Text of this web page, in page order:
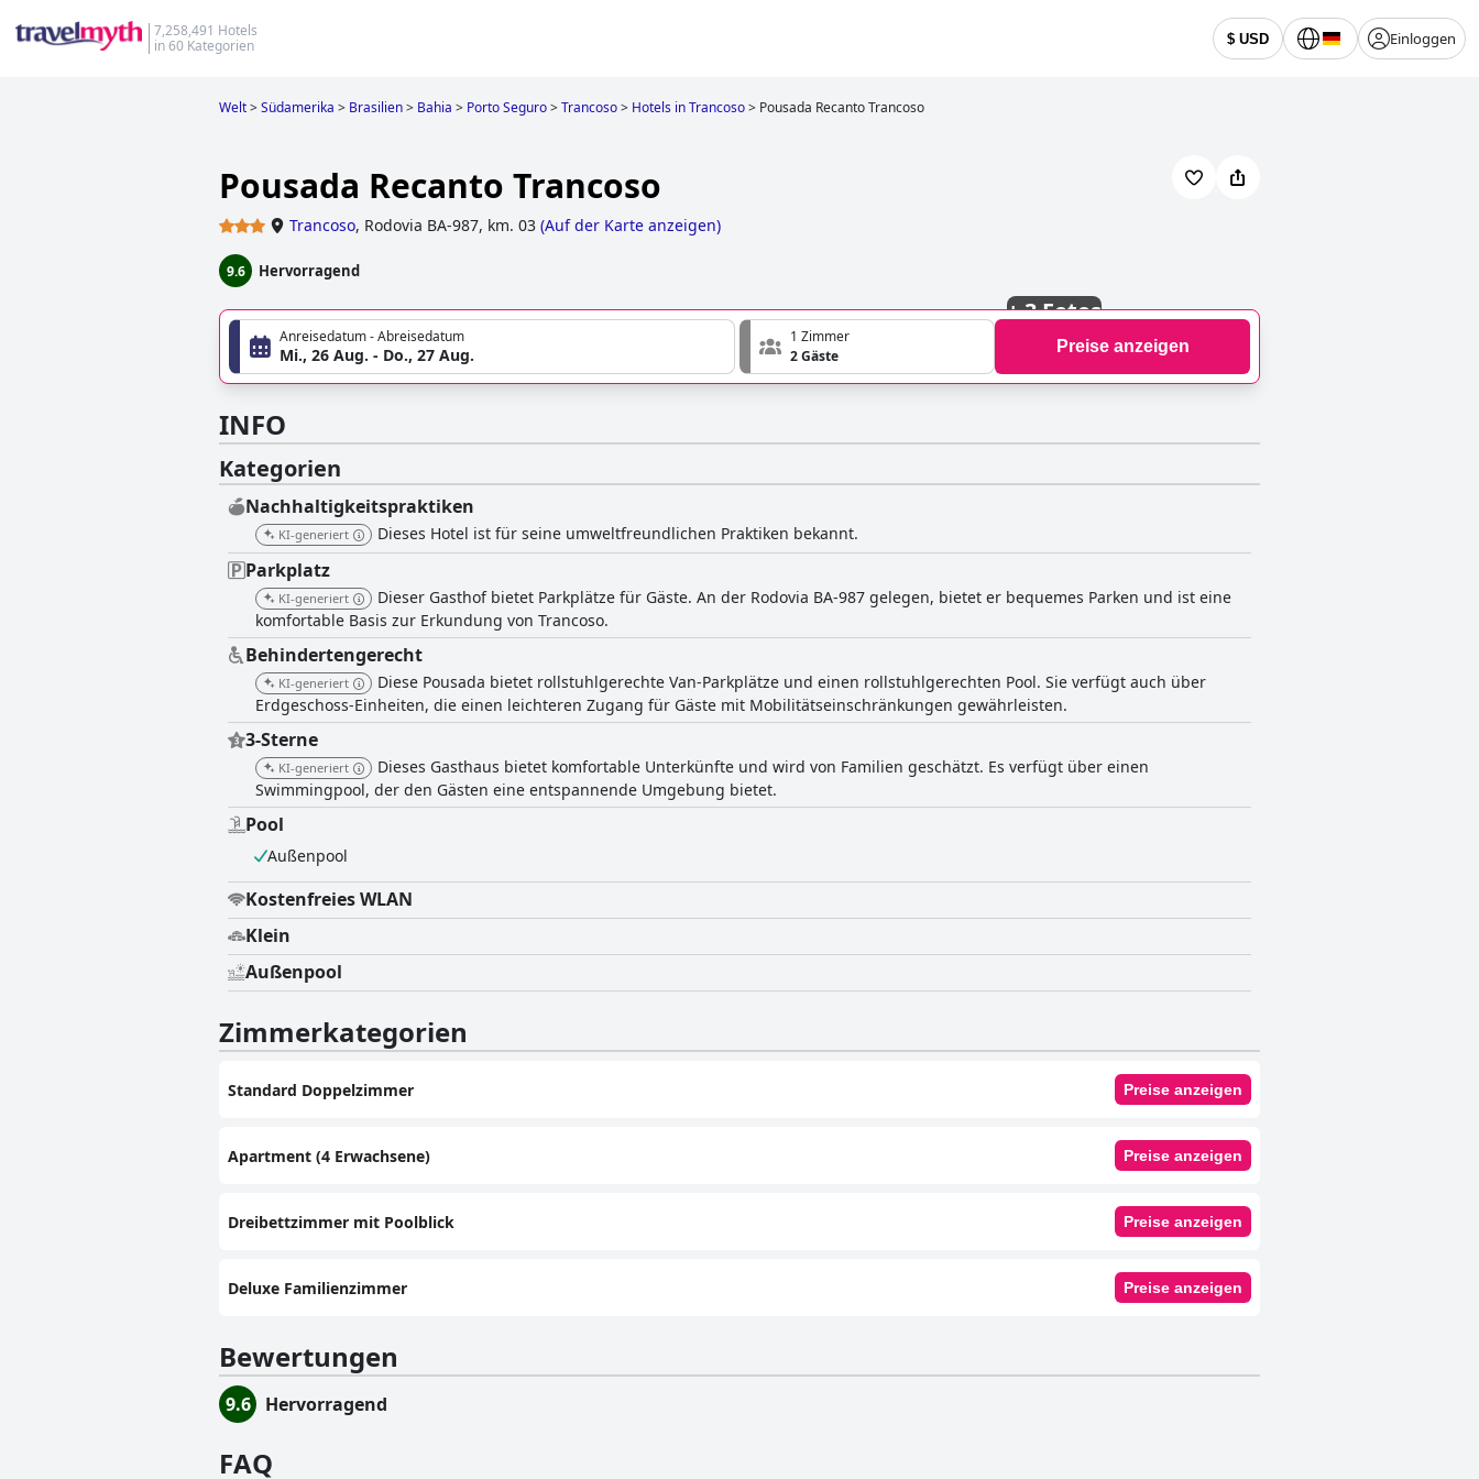
7,258,491 Hotels
in 60 Kategorien
$ USD Einloggen
Welt>Südamerika > Brasilien> Bahia > Porto Seguro>Trancoso> Hotels in Trancoso> Pousada Recanto Trancoso
Pousada Recanto Trancoso
Trancoso, Rodovia BA-987, km. 03 (Auf der Karte anzeigen)
9.6 Hervorragend
+3 Fotos
Anreisedatum - Abreisedatum
Mi., 26 Aug. - Do., 27 Aug.
1 Zimmer
2 Gäste
Preise anzeigen
INFO
Kategorien
Nachhaltigkeitspraktiken
KI-generiert Dieses Hotel ist für seine umweltfreundlichen Praktiken bekannt.
Parkplatz
KI-generiert
Dieser Gasthof bietet Parkplätze für Gäste. An der Rodovia BA-987 gelegen, bietet er bequemes Parken und ist eine
komfortable Basis zur Erkundung von Trancoso.
Behindertengerecht
KI-generiert
Diese Pousada bietet rollstuhlgerechte Van-Parkplätze und einen rollstuhlgerechten Pool. Sie verfügt auch über
Erdgeschoss-Einheiten, die einen leichteren Zugang für Gäste mit Mobilitätseinschränkungen gewährleisten.
3-Sterne
KI-generiert
Dieses Gasthaus bietet komfortable Unterkünfte und wird von Familien geschätzt. Es verfügt über einen
Swimmingpool, der den Gästen eine entspannende Umgebung bietet.
Pool
Außenpool
Kostenfreies WLAN
Klein
Außenpool
Zimmerkategorien
Standard Doppelzimmer Preise anzeigen
Apartment (4 Erwachsene) Preise anzeigen
Dreibettzimmer mit Poolblick Preise anzeigen
Deluxe Familienzimmer Preise anzeigen
Bewertungen
9.6 Hervorragend
FAQ